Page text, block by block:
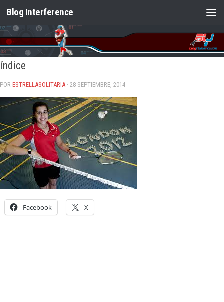
Saltar al contenido
Blog Interference
índice
POR ESTRELLASOLITARIA · 28 SEPTIEMBRE, 2014
Facebook X